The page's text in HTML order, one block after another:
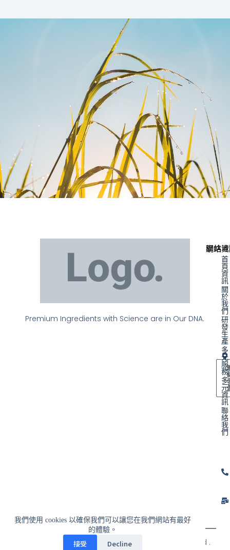
我們使用 cookies 以確保我們可以讓您在我們網站有最好
的體驗。
接受 Decline
Premium Ingredients with Science are in Our DNA.
聯絡
網站
首
頁
資
訊
關
於
我
們
研
發
生
產
多
元
服
務
多
元
資
訊
聯
絡
我
們
© 2024 富士博國際企業有限公司 All Rights Reserved .